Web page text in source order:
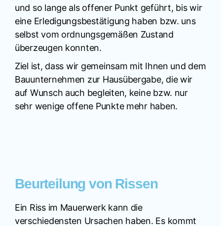
und so lange als offener Punkt geführt, bis wir
eine Erledigungsbestätigung haben bzw. uns
selbst vom ordnungsgemäßen Zustand
überzeugen konnten.
Ziel ist, dass wir gemeinsam mit Ihnen und dem
Bauunternehmen zur Hausübergabe, die wir
auf Wunsch auch begleiten, keine bzw. nur
sehr wenige offene Punkte mehr haben.
Beurteilung von Rissen
Ein Riss im Mauerwerk kann die
verschiedensten Ursachen haben. Es kommt